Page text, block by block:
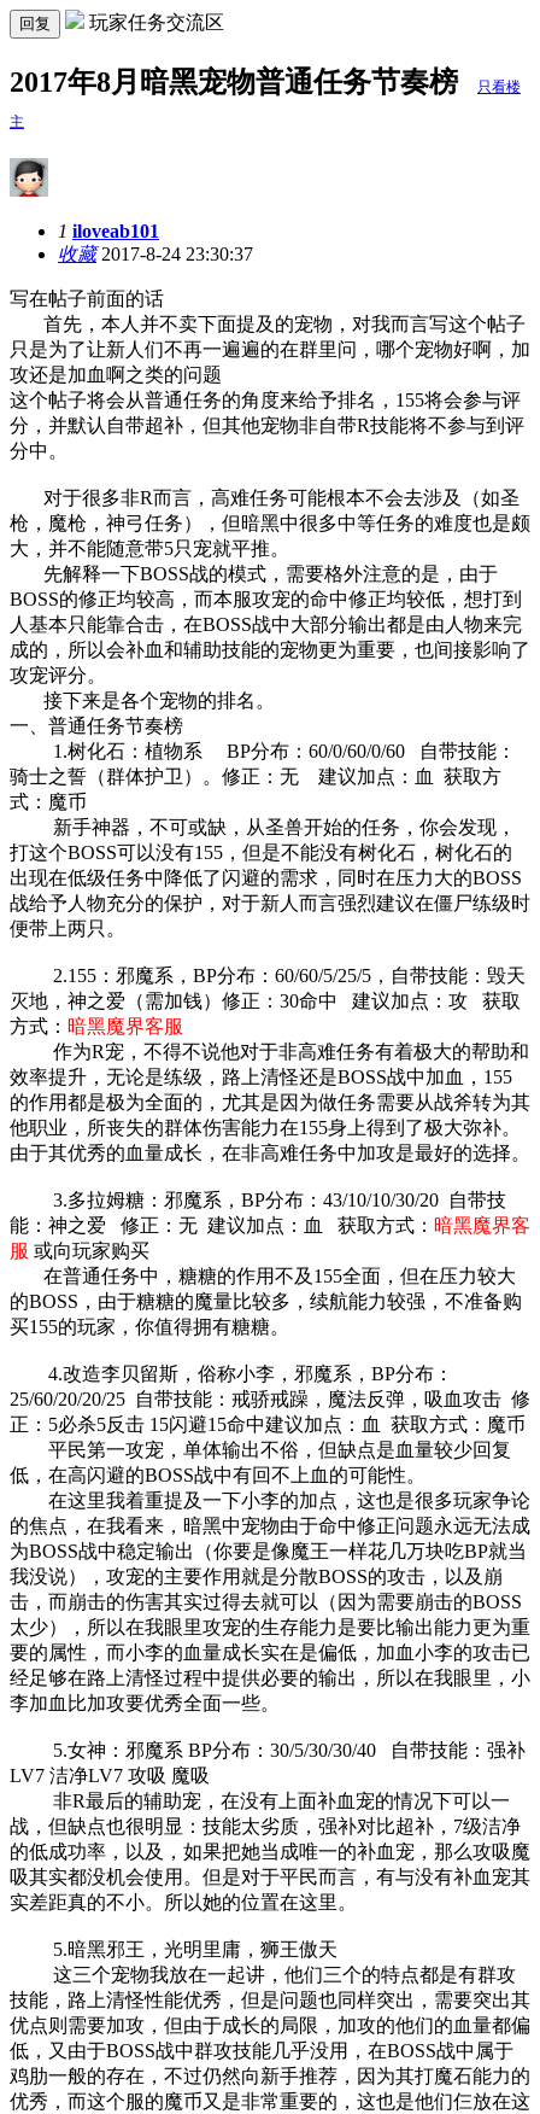
回复 玩家任务交流区
2017年8月暗黑宠物普通任务节奏榜 只看楼
主
1 iloveab101
收藏2017-8-24 23:30:37
写在帖子前面的话
首先，本人并不卖下面提及的宠物，对我而言写这个帖子
只是为了让新人们不再一遍遍的在群里问，哪个宠物好啊，加
攻还是加血啊之类的问题
这个帖子将会从普通任务的角度来给予排名，155将会参与评
分，并默认自带超补，但其他宠物非自带R技能将不参与到评
分中。
对于很多非R而言，高难任务可能根本不会去涉及（如圣
枪，魔枪，神弓任务），但暗黑中很多中等任务的难度也是颇
大，并不能随意带5只宠就平推。
先解释一下BOSS战的模式，需要格外注意的是，由于
BOSS的修正均较高，而本服攻宠的命中修正均较低，想打到
人基本只能靠合击，在BOSS战中大部分输出都是由人物来完
成的，所以会补血和辅助技能的宠物更为重要，也间接影响了
攻宠评分。
接下来是各个宠物的排名。
一、普通任务节奏榜
1.树化石：植物系 BP分布：60/0/60/0/60 自带技能：
骑士之誓（群体护卫）。修正：无 建议加点：血 获取方
式：魔币
新手神器，不可或缺，从圣兽开始的任务，你会发现，
打这个BOSS可以没有155，但是不能没有树化石，树化石的
出现在低级任务中降低了闪避的需求，同时在压力大的BOSS
战给予人物充分的保护，对于新人而言强烈建议在僵尸练级时
便带上两只。
2.155：邪魔系，BP分布：60/60/5/25/5，自带技能：毁天
灭地，神之爱（需加钱）修正：30命中 建议加点：攻 获取
方式： 暗黑魔界客服
作为R宠，不得不说他对于非高难任务有着极大的帮助和
效率提升，无论是练级，路上清怪还是BOSS战中加血，155
的作用都是极为全面的，尤其是因为做任务需要从战斧转为其
他职业，所丧失的群体伤害能力在155身上得到了极大弥补。
由于其优秀的血量成长，在非高难任务中加攻是最好的选择。
3.多拉姆糖：邪魔系，BP分布：43/10/10/30/20 自带技
能：神之爱 修正：无 建议加点：血 获取方式： 暗黑魔界客
服 或向玩家购买
在普通任务中，糖糖的作用不及155全面，但在压力较大
的BOSS，由于糖糖的魔量比较多，续航能力较强，不准备购
买155的玩家，你值得拥有糖糖。
4.改造李贝留斯，俗称小李，邪魔系，BP分布：
25/60/20/20/25 自带技能：戒骄戒躁，魔法反弹，吸血攻击 修
正：5必杀5反击 15闪避15命中建议加点：血 获取方式：魔币
平民第一攻宠，单体输出不俗，但缺点是血量较少回复
低，在高闪避的BOSS战中有回不上血的可能性。
在这里我着重提及一下小李的加点，这也是很多玩家争论
的焦点，在我看来，暗黑中宠物由于命中修正问题永远无法成
为BOSS战中稳定输出（你要是像魔王一样花几万块吃BP就当
我没说），攻宠的主要作用就是分散BOSS的攻击，以及崩
击，而崩击的伤害其实过得去就可以（因为需要崩击的BOSS
太少），所以在我眼里攻宠的生存能力是要比输出能力更为重
要的属性，而小李的血量成长实在是偏低，加血小李的攻击已
经足够在路上清怪过程中提供必要的输出，所以在我眼里，小
李加血比加攻要优秀全面一些。
5.女神：邪魔系 BP分布：30/5/30/30/40 自带技能：强补
LV7 洁净LV7 攻吸 魔吸
非R最后的辅助宠，在没有上面补血宠的情况下可以一
战，但缺点也很明显：技能太劣质，强补对比超补，7级洁净
的低成功率，以及，如果把她当成唯一的补血宠，那么攻吸魔
吸其实都没机会使用。但是对于平民而言，有与没有补血宠其
实差距真的不小。所以她的位置在这里。
5.暗黑邪王，光明里庸，狮王傲天
这三个宠物我放在一起讲，他们三个的特点都是有群攻
技能，路上清怪性能优秀，但是问题也同样突出，需要突出其
优点则需要加攻，但由于成长的局限，加攻的他们的血量都偏
低，又由于BOSS战中群攻技能几乎没用，在BOSS战中属于
鸡肋一般的存在，不过仍然向新手推荐，因为其打魔石能力的
优秀，而这个服的魔币又是非常重要的，这也是他们仨放在这